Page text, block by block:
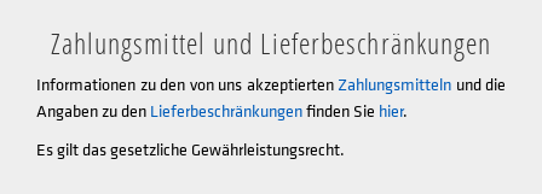
Zahlungsmittel und Lieferbeschränkungen
Informationen zu den von uns akzeptierten Zahlungsmitteln und die
Angaben zu den Lieferbeschränkungenfinden Sie hier.
Es gilt das gesetzliche Gewährleistungsrecht.